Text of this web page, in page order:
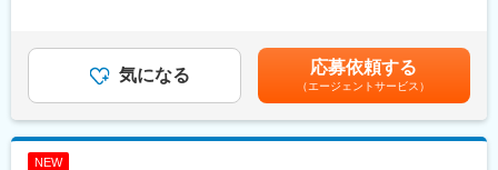
行う仕事です。
・担当店舗の売上・コスト管理
・加盟店にお伺いし経営サポート
・店舗ごとの強み・弱みの分析、解決策の考案
・クルーさん育成のアドバイス
くまでも目安の金額であり、選考を通じて上下する可能性があり
ます。月給(月額)は固定手当を含めた表記です。
気になる 応募依頼する
（エージェントサービス）
NEW